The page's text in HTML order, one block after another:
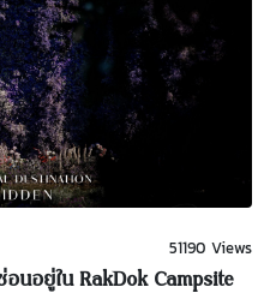
51190 Views
นอยู่ใน RakDok Campsite